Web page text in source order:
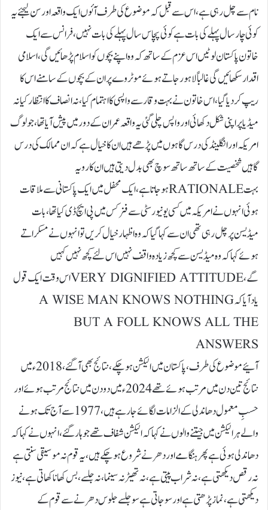
نام سے چل رہی ہے، اس سے قبل کہ موضوع کی طرف آئوں ایک واقعہ اور سن لیجئے یہ
کوئی چار سال پہلے کی بات ہے کوئی پچاس سال پہلے کی بات نہیں، فرانس سے ایک
خاتون پاکستان لوٹیں اس عزم کے ساتھ کہ وہ اپنے بچوں کو اسلام پڑھائیں گی، اسلامی
اقدار سکھائیں گی غالباً لاہور جاتے ہوئے موٹروے پر ان کے بچوں کے سامنے اس کا
ریپ کر دیا گیا، اس خاتون نے بہت وقار سے واپسی کا اہتمام کیا، نہ انصاف کاانتظار کیا نہ
میڈیا پر اپنی شکل دکھائی اور واپس چلی گئی یہ واقعہ عمران کے دور میں پیش آیا تھا، جو لوگ
امریکہ اور انگلینڈ کی درس گاہوں میں پڑھے ہیں ان کا خیال ہے کہ ان ممالک کی درس
گاہیں شخصیت کے ساتھ ساتھ سوچ بھی بدل دیتی ہیں ان کا رویہ
بہت RATIONALEہو جاتا ہے، ایک محفل میں ایک پاکستانی سے ملاقات
ہوئی انہوں نے امریکہ میں کسی یونیورسٹی سے فزکس میں پی ایچ ڈی کیا تھا، بات
میڈیسن پر چل رہی تھی ان سے کہا گیا کہ وہ اظہار خیال کریں تو انہوں نے مسکراتے
ہوئے کہا کہ وہ میڈیسن سے کچھ زیادہ واقف نہیں اس لئے کچھ نہیں کہیں
گے، VERY DIGNIFIED ATTITUDEاس وقت ایک قول
یاد آیا کہ A WISE MAN KNOWS NOTHING
BUT A FOLL KNOWS ALL THE
ANSWERS
آئیے موضوع کی طرف، پاکستان میں الیکشن ہو چکے، نتائج بھی آگئے، 2018ء میں
نتائج تین دن میں مرتب ہوئے تھے 2024ء میں دو دن میں نتائج مرتب ہوئے اور
حسبِ معمول دھاندلی کے الزامات لگائے جارہے ہیں، 1977سے آج تک ہونے
والے ہر الیکشن میں جیتنے والوں نے کہا کہ الیکشن شفاف تھے جو ہار گئے، انہوں نے کہا کہ
دھاندلی ہوئی ہے پھر ہنگامے اور دھرنے شروع ہو چکے ہیں، یہ قوم نہ موسیقی سنتی ہے
نہ رقص دیکھتی ہے، نہ شراب پیتی ہے، نہ تھیٹر نہ سینما، نہ جلسے، بس کھانا کھاتی ہے، نیوز
دیکھتی ہے، نماز پڑھتی ہے اور سو جاتی ہے سو جلسے جلوس دھرنے سے قوم کے